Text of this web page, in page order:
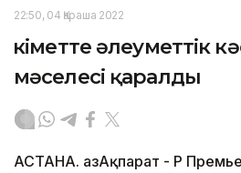
22:50, 04 Қараша 2022
Үкіметте әлеуметтік
мәселесі қаралды
АСТАНА. ҚазАқпарат - ҚР